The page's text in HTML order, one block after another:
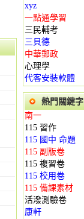
xyz
一點通學習
三民輔考
三貝德
中華郵政
心理學
代客安裝軟體
熱門關鍵字
南一
115 習作
115 國中 命題
115 副版卷
115 複習卷
115 校用卷
115 備課素材
活潑測驗卷
康軒